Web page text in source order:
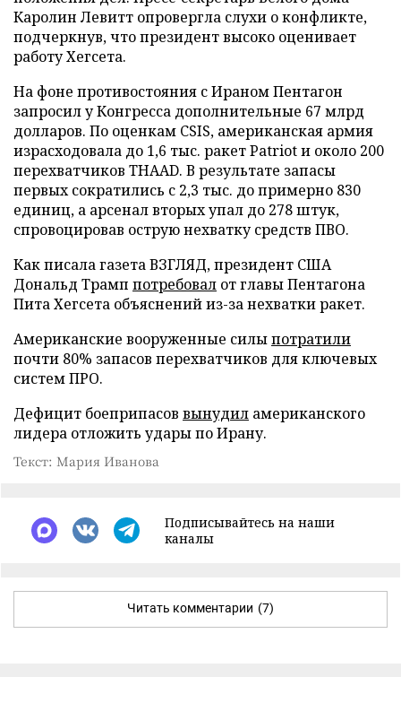
Каролин Левитт опровергла слухи о конфликте,
подчеркнув, что президент высоко оценивает
работу Хегсета.
На фоне противостояния с Ираном Пентагон
запросил у Конгресса дополнительные 67 млрд
долларов. По оценкам CSIS, американская армия
израсходовала до 1,6 тыс. ракет Patriot и около 200
перехватчиков THAAD. В результате запасы
первых сократились с 2,3 тыс. до примерно 830
единиц, а арсенал вторых упал до 278 штук,
спровоцировав острую нехватку средств ПВО.
Как писала газета ВЗГЛЯД, президент США
Дональд Трамп потребовал от главы Пентагона
Пита Хегсета объяснений из-за нехватки ракет.
Американские вооруженные силыпотратили
почти 80% запасов перехватчиков для ключевых
систем ПРО.
Дефицит боеприпасов вынудил американского
лидера отложить удары по Ирану.
Текст: Мария Иванова
Подписывайтесь на наши
каналы
Читать комментарии (7)